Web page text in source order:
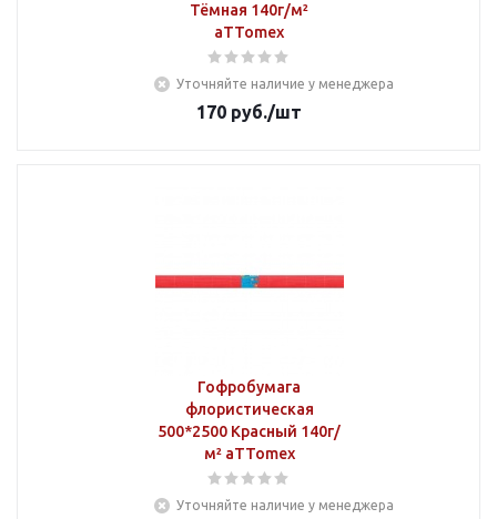
Тёмная 140г/м²
aTTomex
Уточняйте наличие у менеджера
170 руб./шт
Гофробумага
флористическая
500*2500 Красный 140г/
м² aTTomex
Уточняйте наличие у менеджера